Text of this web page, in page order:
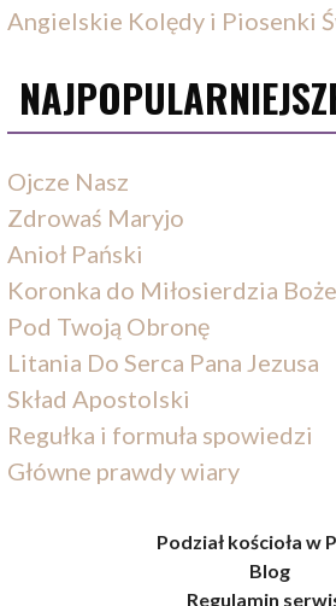
Angielskie Kolędy i Piosenki
Ojcze Nasz
Zdrowaś Maryjo
Anioł Pański
Koronka do Miłosierdzia
Pod Twoją Obronę
Litania Do Serca Pana Jezusa
Skład Apostolski
Regułka i formuła spowiedzi
Główne prawdy wiary
Podział kościoła w
Blog
Regulamin